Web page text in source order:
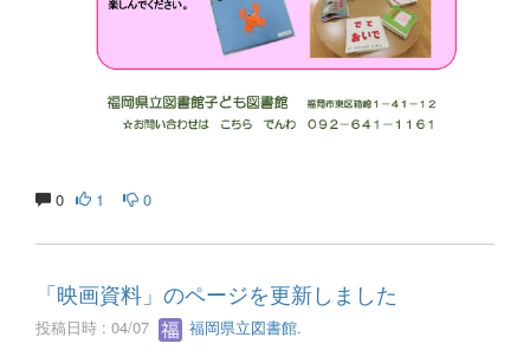
0 1 0
「映画資料」のページを更新しました
投稿日時 : 04/07 福岡県立図書館.